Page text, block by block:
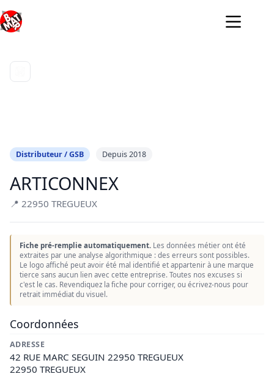
au
contenu
Distributeur / GSB Depuis 2018
ARTICONNEX
📍 22950 TREGUEUX
Fiche pré-remplie automatiquement. Les données métier ont été
extraites par une analyse algorithmique : des erreurs sont possibles.
Le logo affiché peut avoir été mal identifié et appartenir à une marque
tierce sans aucun lien avec cette entreprise. Toutes nos excuses si
c'est le cas. Revendiquez la fiche pour corriger, ou écrivez-nous pour
retrait immédiat du visuel.
Coordonnées
ADRESSE
42 RUE MARC SEGUIN 22950 TREGUEUX
22950 TREGUEUX